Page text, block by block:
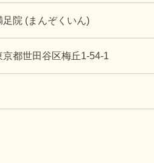
足院 (まんぞくいん)
京都世田谷区梅丘1-54-1